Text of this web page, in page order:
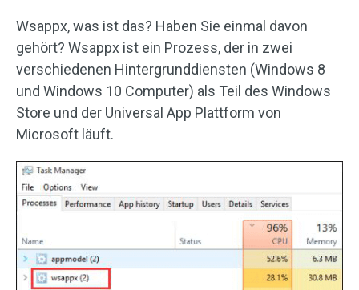
Wsappx, was ist das? Haben Sie einmal davon
gehört? Wsappx ist ein Prozess, der in zwei
verschiedenen Hintergrunddiensten (Windows 8
und Windows 10 Computer) als Teil des Windows
Store und der Universal App Plattform von
Microsoft läuft.